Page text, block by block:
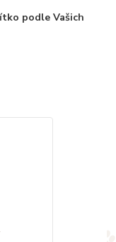
podle Vašich